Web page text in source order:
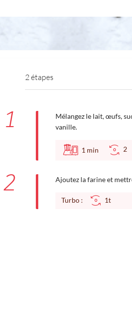
2 étapes
1
Mélangez le lait, œufs,
vanille.
1 min 2
2 Ajoutez la farine et
Turbo : 1t